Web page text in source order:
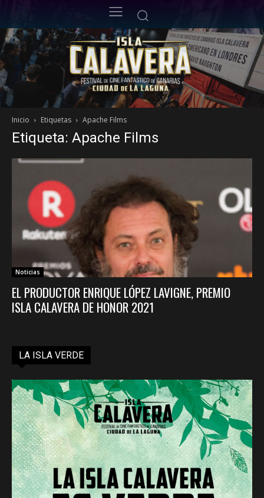
Inicio Etiquetas Apache Films
Etiqueta: Apache Films
Noticias
EL PRODUCTOR ENRIQUE LÓPEZ LAVIGNE, PREMIO
ISLA CALAVERA DE HONOR 2021
LA ISLA VERDE